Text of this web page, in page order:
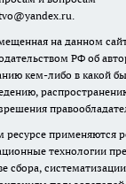
на данном
РФ об
кем-либо в какой
применяются
технологии
сбора,